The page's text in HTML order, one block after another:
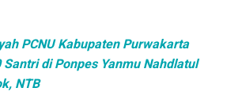
PCNU Kabupaten Purwakarta
di Ponpes Yanmu Nahdlatul
NTB